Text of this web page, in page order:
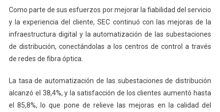
Como parte de sus esfuerzos por mejorar la fiabilidad del servicio
y la experiencia del cliente, SEC continuó con las mejoras de la
infraestructura digital y la automatización de las subestaciones
de distribución, conectándolas a los centros de control a través
de redes de fibra óptica.
La tasa de automatización de las subestaciones de distribución
alcanzó el 38,4%, y la satisfacción de los clientes aumentó hasta
el 85,8%, lo que pone de relieve las mejoras en la calidad del